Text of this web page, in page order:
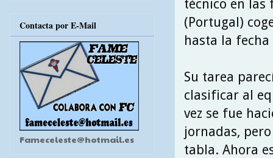
técnico en las
(Portugal)
hasta la
Su tarea
clasificar al
vez se fue
jornadas,
tabla. Ahora
Contacta por E-Mail
Fameceleste@hotmail.es